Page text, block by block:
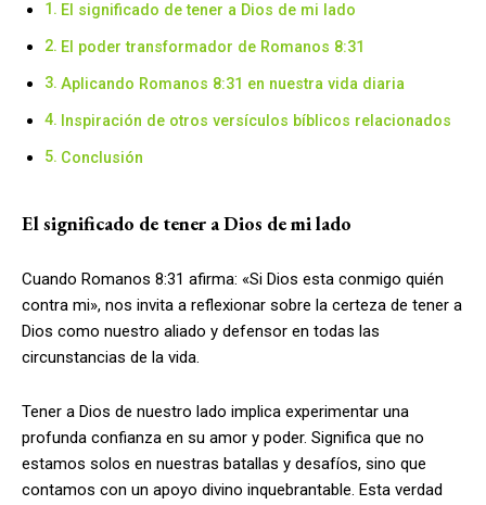
El significado de tener a Dios de mi lado
El poder transformador de Romanos 8:31
Aplicando Romanos 8:31 en nuestra vida diaria
Inspiración de otros versículos bíblicos relacionados
Conclusión
El significado de tener a Dios de mi lado
Cuando Romanos 8:31 afirma: «Si Dios esta conmigo quién
contra mi», nos invita a reflexionar sobre la certeza de tener a
Dios como nuestro aliado y defensor en todas las
circunstancias de la vida.
Tener a Dios de nuestro lado implica experimentar una
profunda confianza en su amor y poder. Significa que no
estamos solos en nuestras batallas y desafíos, sino que
contamos con un apoyo divino inquebrantable. Esta verdad